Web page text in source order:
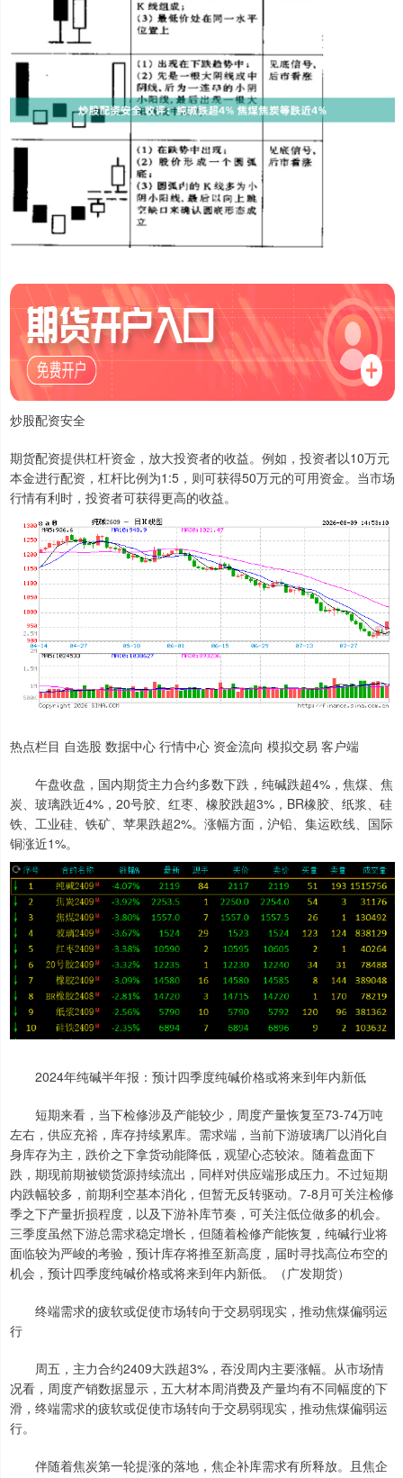
炒股配资安全
期货配资提供杠杆资金，放大投资者的收益。例如，投资者以10万元
本金进行配资，杠杆比例为1:5，则可获得50万元的可用资金。当市场
行情有利时，投资者可获得更高的收益。
热点栏目 自选股 数据中心 行情中心 资金流向 模拟交易 客户端
午盘收盘，国内期货主力合约多数下跌，纯碱跌超4%，焦煤、焦
炭、玻璃跌近4%，20号胶、红枣、橡胶跌超3%，BR橡胶、纸浆、硅
铁、工业硅、铁矿、苹果跌超2%。涨幅方面，沪铅、集运欧线、国际
铜涨近1%。
2024年纯碱半年报：预计四季度纯碱价格或将来到年内新低
短期来看，当下检修涉及产能较少，周度产量恢复至73-74万吨
左右，供应充裕，库存持续累库。需求端，当前下游玻璃厂以消化自
身库存为主，跌价之下拿货动能降低，观望心态较浓。随着盘面下
跌，期现前期被锁货源持续流出，同样对供应端形成压力。不过短期
内跌幅较多，前期利空基本消化，但暂无反转驱动。7-8月可关注检修
季之下产量折损程度，以及下游补库节奏，可关注低位做多的机会。
三季度虽然下游总需求稳定增长，但随着检修产能恢复，纯碱行业将
面临较为严峻的考验，预计库存将推至新高度，届时寻找高位布空的
机会，预计四季度纯碱价格或将来到年内新低。（广发期货）
终端需求的疲软或促使市场转向于交易弱现实，推动焦煤偏弱运
行
周五，主力合约2409大跌超3%，吞没周内主要涨幅。从市场情
况看，周度产销数据显示，五大材本周消费及产量均有不同幅度的下
滑，终端需求的疲软或促使市场转向于交易弱现实，推动焦煤偏弱运
行。
伴随着焦炭第一轮提涨的落地，焦企补库需求有所释放。且焦企